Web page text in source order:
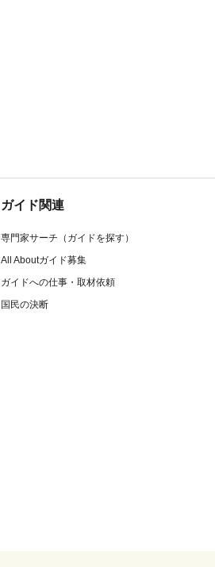
ガイド関連
専門家サーチ（ガイドを探す）
All Aboutガイド募集
ガイドへの仕事・取材依頼
国民の決断